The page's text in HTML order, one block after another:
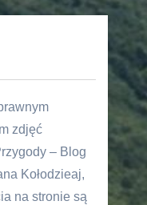
zdjęć
– Blog
Kołodzieaj,
na stronie są